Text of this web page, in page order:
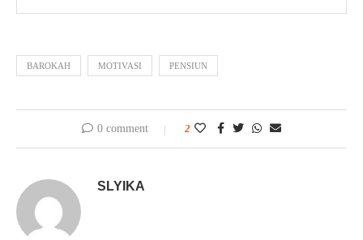
BAROKAH MOTIVASI PENSIUN
0 comment 2
SLYIKA